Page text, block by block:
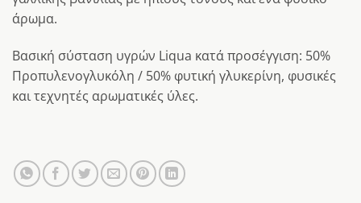
άρωμα.
Βασική σύσταση υγρών Liqua κατά προσέγγιση: 50%
Προπυλενογλυκόλη / 50% φυτική γλυκερίνη, φυσικές
και τεχνητές αρωματικές ύλες.